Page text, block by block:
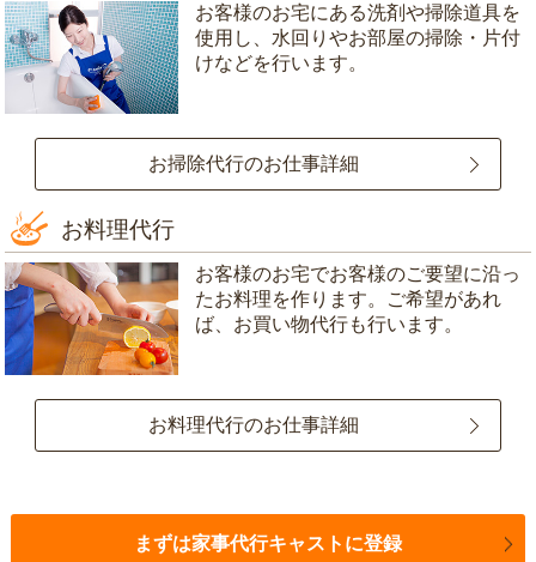
お客様のお宅にある洗剤や掃除道具を
使用し、水回りやお部屋の掃除・片付
けなどを行います。
お掃除代行のお仕事詳細
お料理代行
お客様のお宅でお客様のご要望に沿っ
たお料理を作ります。ご希望があれ
ば、お買い物代行も行います。
お料理代行のお仕事詳細
まずは家事代行キャストに登録